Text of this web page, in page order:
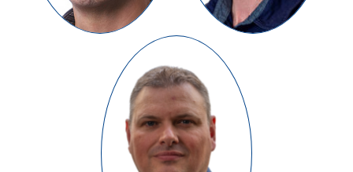
Simon Badger
Chairman of the Board